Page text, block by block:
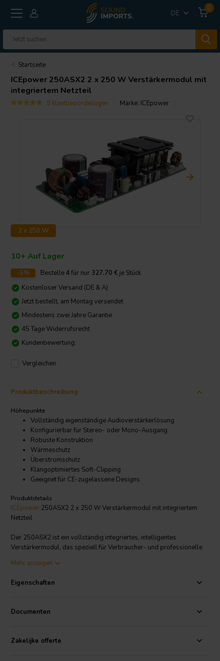
DE
0
Startseite
ICEpower 250ASX2 2 x 250 W Verstärkermodul mit
integriertem Netzteil
9 klantbeoordelingen Marke: ICEpower
2 x 250 W
10+ Auf Lager
-5% Bestelle4 für nur 327,70 € je Stück
Kostenloser Versand (DE & A)
Jetzt bestellt, am Montag versendet
Mindestens zwei Jahre Garantie
45 Tage Widerrufsrecht
Kundenbewertung:
Vergleichen
Produktbeschreibung
Höhepunkte
Vollständig eigenständige Audioverstärkerlösung
Konfigurierbar für Stereo- oder Mono-Ausgang
Robuste Konstruktion
Wärmeschutz
Überstromschutz
Klangoptimiertes Soft-Clipping
Geeignet für CE-zugelassene Designs
Produktdetails
ICEpower 250ASX2 2 x 250 W Verstärkermodul mit integriertem
Netzteil
Der 250ASX2 ist ein vollständig integriertes, intelligentes
Verstärkermodul, das speziell für Verbraucher- und professionelle
verfügt über eine integrierte hocheffiziente resonante
der Verstärkermodule,
konfiguriert werden. Wenn beide Kanäle angesteuert werden, können
auf beiden Kanälen bis zu 230 Watt an 4 Ω bereitgestellt werden. In
Mehr anzeigen
Eigenschaften
Documenten
Zakelijke offerte